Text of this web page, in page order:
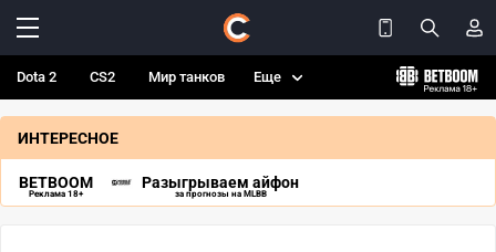
Dota 2 CS2 Мир танков Еще
ИНТЕРЕСНОЕ
BETBOOM
Реклама 18+
Разыгрываем айфон
за прогнозы на MLBB